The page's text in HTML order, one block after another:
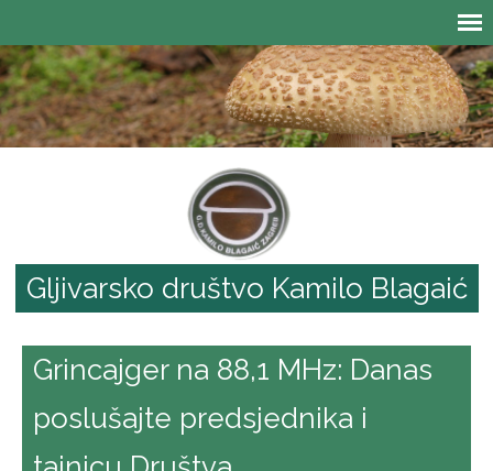
Gljivarsko društvo Kamilo Blagaić
Grincajger na 88,1 MHz: Danas
poslušajte predsjednika i